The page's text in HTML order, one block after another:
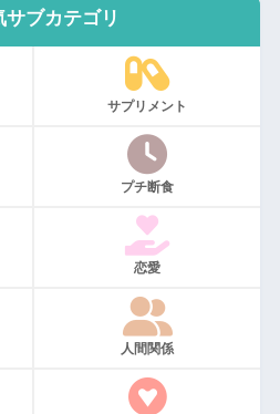
サブカテゴリ
サプリメント
プチ断食
恋愛
人間関係